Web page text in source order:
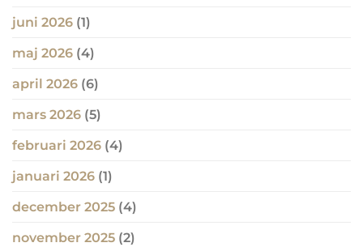
juni 2026 (1)
maj 2026 (4)
april 2026 (6)
mars 2026 (5)
februari 2026 (4)
januari 2026 (1)
december 2025 (4)
november 2025 (2)